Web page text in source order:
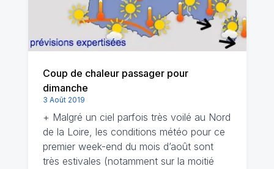
Coup de chaleur passager pour
dimanche
3 Août 2019
+ Malgré un ciel parfois très voilé au Nord
de la Loire, les conditions météo pour ce
premier week-end du mois d’août sont
très estivales (notamment sur la moitié